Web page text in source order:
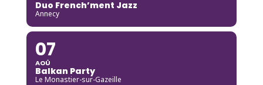
Duo French’ment Jazz
Annecy
07
AOÛ
Balkan Party
Le Monastier-sur-Gazeille